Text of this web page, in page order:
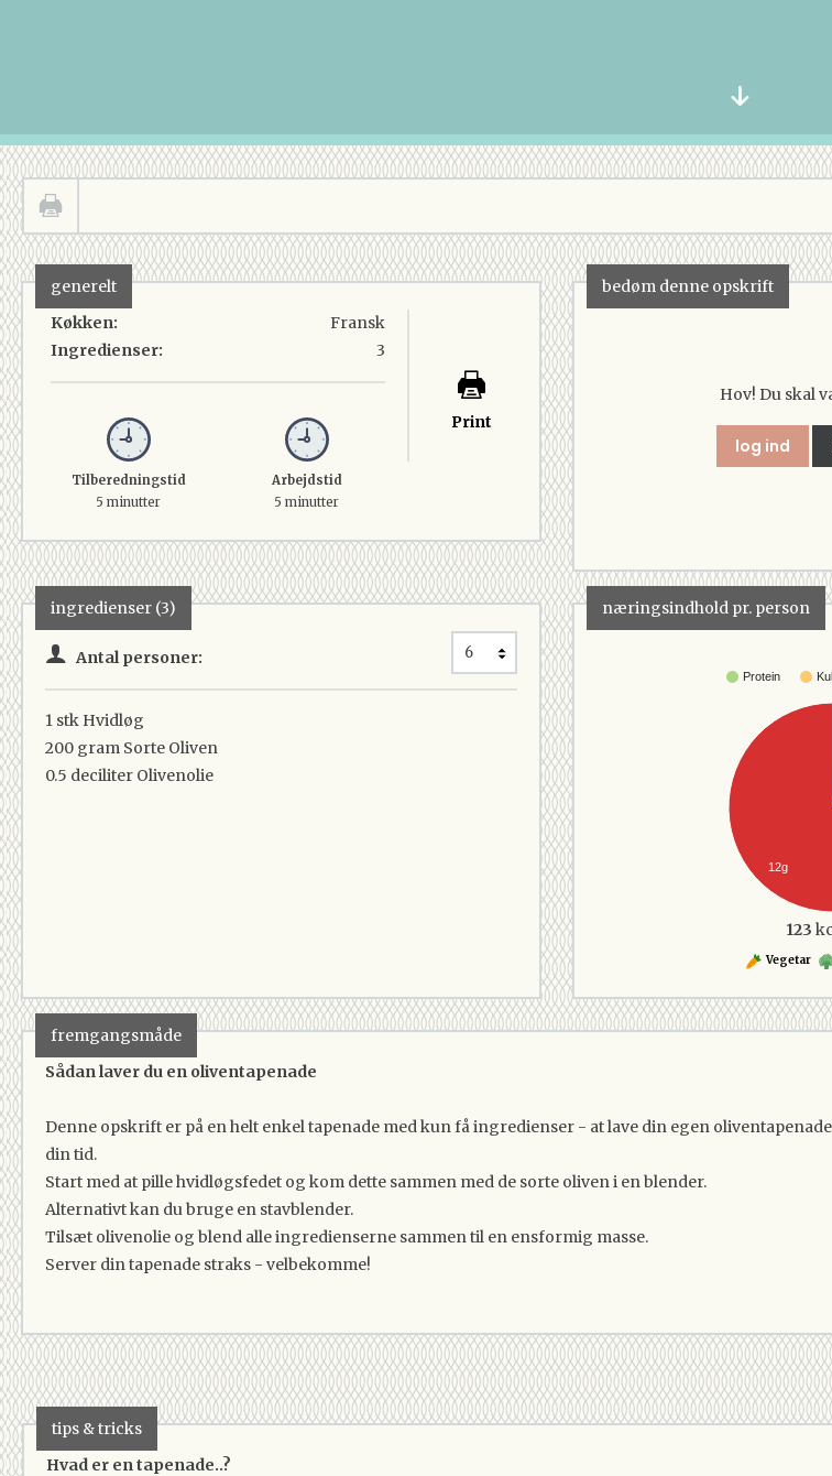
generelt
Køkken:
Ingredienser:
Fransk
3
Tilberedningstid
5 minutter
Arbejdstid
5 minutter
Print
bedøm denne opskrift
Hov! Du skal
log ind
ingredienser (3)
Antal personer:
1 stk Hvidløg
200 gram Sorte Oliven
0.5 deciliter Olivenolie
næringsindhold pr. person
Protein
12g
123
Vegetar
fremgangsmåde
Sådan laver du en oliventapenade
Denne opskrift er på en helt enkel tapenade med kun få ingredienser - at lave din egen
din tid.
Start med at pille hvidløgsfedet og kom dette sammen med de sorte oliven i en blender.
Alternativt kan du bruge en stavblender.
Tilsæt olivenolie og blend alle ingredienserne sammen til en ensformig masse.
Server din tapenade straks - velbekomme!
tips & tricks
Hvad er en tapenade..?